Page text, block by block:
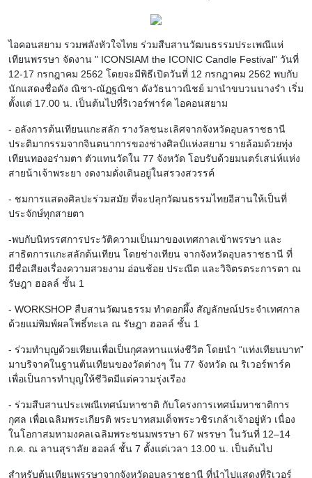
ไอคอนสยาม รวมพลังหัวใจไทย ร่วมสืบสานวัฒนธรรมประเพณีแห่
เทียนพรรษา จัดงาน " ICONSIAM the ICONIC Candle Festival" วันที่
12-17 กรกฎาคม 2562 โดยจะมีพิธีเปิดวันที่ 12 กรกฎาคม 2562 พบกับ
นักแสดงชื่อดัง ณิชา-ณัฏฐณิชา ดังวัธนาวณิชย์ มานำขบวนนางรำ เริ่ม
ตั้งแต่ 17.00 น. เป็นต้นไปที่ริเวอร์พาร์ค ไอคอนสยาม
- อลังการต้นเทียนแกะสลัก รางวัลชนะเลิศจากจังหวัดอุบลราชธานี
ประติมากรรมจากจินตนาการของช่างศิลป์แห่งสยาม รายล้อมด้วยทุ่ง
เทียนทองอร่ามตา ตัวแทนวัดใน 77 จังหวัด โอบรับด้วยมนตร์เสน่ห์แห่ง
สายน้าเจ้าพระยา งดงามดั่งเดินอยู่ในสรวงสวรรค์
- ชมการแสดงศิลปะร่วมสมัย ที่จะปลุกวัฒนธรรมไทยอีสานให้เป็นที่
ประจักษ์ทุกสายตา
-พบกับนิทรรศการประวัติความเป็นมาของเทศกาลเข้าพรรษา และ
สาธิตการแกะสลักต้นเทียน โดยช่างเทียน จากจังหวัดอุบลราชธานี ที่
มีชื่อเสียงเรื่องความสวยงาม อ่อนช้อย ประณีต และวิจิตรตระการตา ณ
รัษฎา ฮอลล์ ชั้น 1
- WORKSHOP สืบสานวัฒนธรรม ทำดอกผึ้ง สัญลักษณ์ประจำเทศกาล
ด้วยแม่พิมพ์ผลโพธิ์ทะเล ณ รัษฎา ฮอลล์ ชั้น 1
- ร่วมทำบุญด้วยเทียนเพื่อเป็นกุศลทานแห่งชีวิต โดยนำ “แท่งเทียนบาท”
มาบริจาคในฐานต้นเทียนของวัดต่างๆ ใน 77 จังหวัด ณ ริเวอร์พาร์ค
เพื่อเป็นการทำบุญให้ชีวิตมีแต่ความรุ่งเรือง
- ร่วมสืบสานประเพณีเทศน์มหาชาติ กับโครงการเทศน์มหาชาติการ
กุศล เพื่อเฉลิมพระเกียรติ พระบาทสมเด็จพระวชิรเกล้าเจ้าอยู่หัว เนื่อง
ในโอกาสมหามงคลเฉลิมพระชนมพรรษา 67 พรรษา ในวันที่ 12–14
ก.ค. ณ ลานสุราลัย ฮอลล์ ชั้น 7 ตั้งแต่เวลา 13.00 น. เป็นต้นไป
สำหรับต้นเทียนพรรษาจากจังหวัดอุบลราชธานี ที่นำไปแสดงที่ริเวอร์